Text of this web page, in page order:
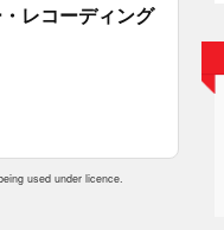
レコーディング
used under licence.